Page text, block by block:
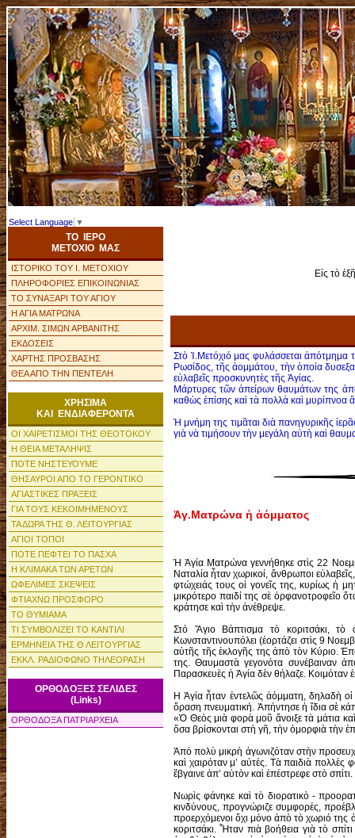
Select Language ▼
ΤΟ ΙΕΡΟ
ΜΕΤΟΧΙΟ ΜΑΣ
ΙΣΤΟΡΙΚΟ ΤΟΥ Ι. ΜΕΤΟΧΙΟΥ
ΠΛΗΡΟΦΟΡΙΕΣ ΕΠΙΚΟΙΝΩΝΙΑΣ
ΤΟ ΣΥΝΑΞΑΡΙ ΤΟΥ ΑΓΙΟΥ
Η ΑΓΙΑ ΜΑΤΡΩΝΑ
ΑΡΧΙΜ. ΣΙΜΩΝ ΑΡΒΑΝΙΤΗΣ
ΕΚΔΟΣΕΙΣ
ΧΑΡΤΗΣ ΠΡΟΣΒΑΣΗΣ
ΘΕΑ ΑΠΟ ΤΗΝ ΠΕΝΤΕΛΗ
ΧΡΗΣΙΜΑ
ΚΑΙ ΕΝΔΙΑΦΕΡΟΝΤΑ
ΟΙ ΧΑΙΡΕΤΙΣΜΟΙ ΤΗΣ ΘΕΟΤΟΚΟΥ
Η ΘΕΙΑ ΜΕΤΑΛΗΨΙΣ
ΠΟΤΕ ΝΗΣΤΕΥΟΥΜΕ
ΘΗΣΑΥΡΟΙ ΑΠΟ ΤΟ ΓΕΡΟΝΤΙΚΟ
ΑΓΙΑΣΤΙΚΕΣ ΠΡΑΞΕΙΣ
ΓΙΑ ΤΟΥΣ ΚΕΚΟΙΜΗΜΕΝΟΥΣ
ΤΑ ΔΩΡΑ ΤΗΣ Θ. ΛΕΙΤΟΥΡΓΙΑΣ
ΑΓΙΟΙ ΤΟΠΟΙ
ΠΟΤΕ ΠΕΦΤΕΙ ΤΟ ΠΑΣΧΑ
Η ΚΛΙΜΑΚΑ ΤΩΝ ΑΡΕΤΩΝ
ΩΦΕΛΙΜΕΣ ΣΚΕΨΕΙΣ
ΦΤΙΑΧΝΩ ΠΡΟΣΦΟΡΟ
ΤΟ ΘΥΜΙΑΜΑ
ΤΙ ΣΥΜΒΟΛΙΖΕΙ ΤΟ ΚΑΝΤΙΛΙ
ΕΡΜΗΝΕΙΑ ΤΗΣ Θ ΛΕΙΤΟΥΡΓΙΑΣ
ΕΚΚΛ. ΡΑΔΙΟΦΩΝΟ ΤΗΛΕΟΡΑΣΗ
ΟΡΘΟΔΟΞΕΣ ΣΕΛΙΔΕΣ
(Links)
ΟΡΘΟΔΟΞΑ ΠΑΤΡΙΑΡΧΕΙΑ
Εἰς τὸ
Στὸ Ἱ.Μετόχιό μας φυλάσσεται ἀπότμημα
Ρωσίδος, τῆς ἀομμάτου, τὴν ὁποία
εὐλαβεῖς προσκυνητὲς τῆς Ἁγίας.
Μάρτυρες τῶν ἀπείρων θαυμάτων της
καθὼς ἐπίσης καὶ τὰ πολλὰ καὶ μυρίπνοα
Ἡ μνήμη της τιμᾶται διὰ πανηγυρικῆς
γιὰ νὰ τιμήσουν τὴν μεγάλη αὐτὴ καὶ
Ἁγ.Ματρώνα ἡ ἀόμματος
Ἡ Ἁγία Ματρώνα γεννήθηκε στὶς 22
Ναταλία ἦταν χωρικοί, ἄνθρωποι
φτώχειάς τους οἱ γονεῖς της, κυρίως ἡ
μικρότερο παιδί της σὲ ὀρφανοτροφεῖο
κράτησε καὶ τὴν ἀνέθρεψε.
Στό Ἅγιο Βάπτισμα τὸ κοριτσάκι,
Κωνσταντινουπόλει (ἑορτάζει στὶς 9
αὐτῆς τῆς ἐκλογῆς της ἀπὸ τὸν Κύριο.
της. Θαυμαστὰ γεγονότα συνέβαιναν
Παρασκευὲς ἡ Ἁγία δὲν θήλαζε. Κοιμόταν
Η Ἁγία ἦταν ἐντελῶς ἀόμματη, δηλαδὴ
ὄραση πνευματική. Ἀπήντησε ἡ ἴδια σὲ
«Ὁ Θεὸς μιὰ φορὰ μοῦ ἄνοιξε τὰ μάτια
ὅσα βρίσκονται στὴ γῆ, τὴν ὀμορφιὰ τὴν
Ἀπό πολὺ μικρὴ ἀγωνιζόταν στὴν
καὶ χαιρόταν μ’ αὐτές. Τὰ παιδιὰ πολλὲς
ἔβγαινε ἀπ’ αὐτὸν καὶ ἐπέστρεφε στὸ
Νωρὶς φάνηκε καὶ τὸ διορατικὸ -
κινδύνους, προγνώριζε συμφορές,
προερχόμενοι ὄχι μόνο ἀπὸ τὸ χωριό της
κοριτσάκι. Ἦταν πιὰ βοήθεια γιὰ τὸ